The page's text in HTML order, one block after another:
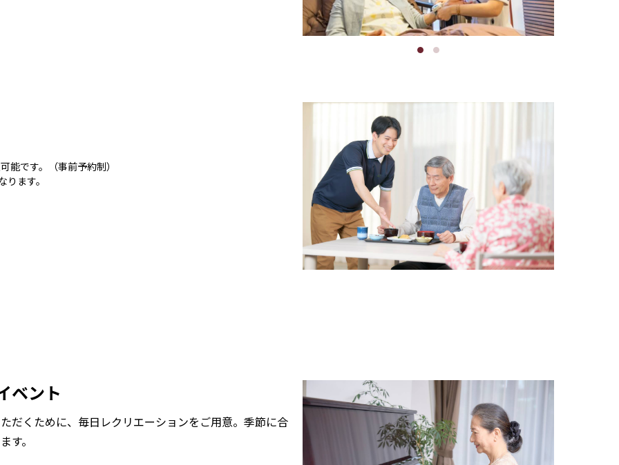
です。（事前予約制）
ます。
ベント
だくために、毎日レクリエーションをご用意。季節に合
す。